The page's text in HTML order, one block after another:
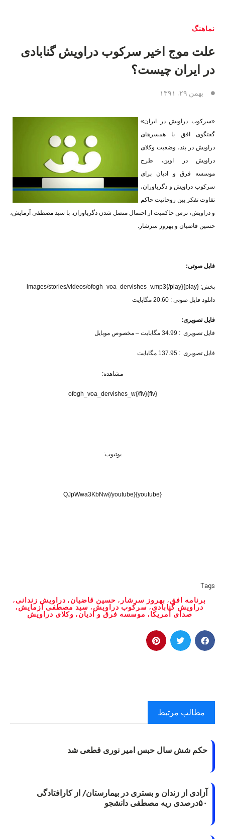
نماهنگ
علت موج اخیر سرکوب دراویش گنابادی
در ایران چیست؟
بهمن ۲۹, ۱۳۹۱
«سرکوب دراویش در ایران»
گفتگوی افق با همسرهای
دراویش در بند، وضعیت وکلای
دراویش در اوین، طرح
موسسه فرق و ادیان برای
سرکوب دراویش و دگرباوران،
تفاوت تفکر بین روحانیت حاکم
و دراویش، ترس حاکمیت از احتمال متصل شدن دگرباوران. با سید مصطفی آزمایش،
حسین قاضیان و بهروز سرشار.
فایل صوتی:
پخش: {play}images/stories/videos/ofogh_voa_dervishes_v.mp3{/play}
دانلود فایل صوتی : 20.60 مگابایت
فایل تصویری:
فایل تصویری : 34.99 مگابایت
– مخصوص موبایل
فایل تصویری : 137.95 مگابایت
مشاهده:
{flv}ofogh_voa_dervishes_w{/flv}
یوتیوب:
{youtube}QJpWwa3KbNw{/youtube}
Tags
برنامه افق, بهروز سرشار , حسین قاضیان, دراویش زندانی,
دراویش گنابادی,سرکوب دراویش, سید مصطفی آزمایش,
صدای آمریکا, موسسه فرق و ادیان, وکلای دراویش
مطالب مرتبط
حکم شش سال حبس امیر نوری قطعی شد
آزادی از زندان و بستری در بیمارستان/ از کارافتادگی
۵۰درصدی ریه مصطفی دانشجو